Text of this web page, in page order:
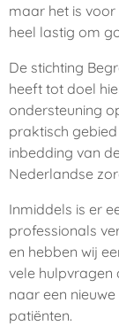
maar het is
heel lastig om
De stichting
heeft tot doel
ondersteuning
praktisch
inbedding van
Nederlandse
Inmiddels is er
professionals
en hebben wij
vele hulpvragen
naar een
patiënten.